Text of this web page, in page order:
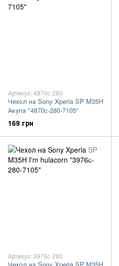
Артикул: 4870c-280
Чехол на Sony Xperia SP M35H
Акула "4870c-280-7105"
169 грн
Артикул: 3976c-280
Чехол на Sony Xperia SP M35H